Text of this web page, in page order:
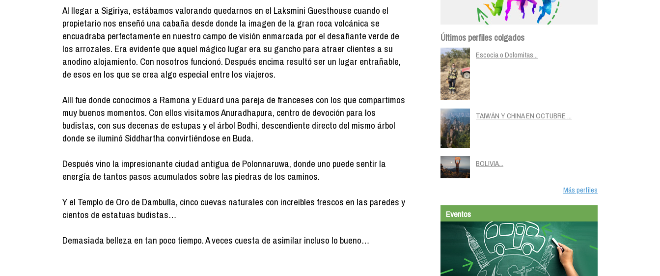
Al llegar a Sigiriya, estábamos valorando quedarnos en el Laksmini Guesthouse cuando el
propietario nos enseñó una cabaña desde donde la imagen de la gran roca volcánica se
encuadraba perfectamente en nuestro campo de visión enmarcada por el desafiante verde de
los arrozales. Era evidente que aquel mágico lugar era su gancho para atraer clientes a su
anodino alojamiento. Con nosotros funcionó. Después encima resultó ser un lugar entrañable,
de esos en los que se crea algo especial entre los viajeros.
Allí fue donde conocimos a Ramona y Eduard una pareja de franceses con los que compartimos
muy buenos momentos. Con ellos visitamos Anuradhapura, centro de devoción para los
budistas, con sus decenas de estupas y el árbol Bodhi, descendiente directo del mismo árbol
donde se iluminó Siddhartha convirtiéndose en Buda.
Después vino la impresionante ciudad antigua de Polonnaruwa, donde uno puede sentir la
energía de tantos pasos acumulados sobre las piedras de los caminos.
Y el Templo de Oro de Dambulla, cinco cuevas naturales con increibles frescos en las paredes y
cientos de estatuas budistas…
Demasiada belleza en tan poco tiempo. A veces cuesta de asimilar incluso lo bueno…
Últimos perfiles colgados
Escocia o Dolomitas...
TAIWÁN Y CHINA EN OCTUBRE ...
BOLIVIA...
Más perfiles
Eventos